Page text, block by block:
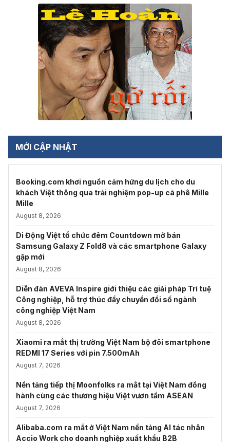
MỚI CẬP NHẬT
Booking.com khơi nguồn cảm hứng du lịch cho du
khách Việt thông qua trải nghiệm pop-up cà phê Mille
Mille
August 8, 2026
Di Động Việt tổ chức đêm Countdown mở bán
Samsung Galaxy Z Fold8 và các smartphone Galaxy
gập mới
August 8, 2026
Diễn đàn AVEVA Inspire giới thiệu các giải pháp Trí tuệ
Công nghiệp, hỗ trợ thúc đẩy chuyển đổi số ngành
công nghiệp Việt Nam
August 8, 2026
Xiaomi ra mắt thị trường Việt Nam bộ đôi smartphone
REDMI 17 Series với pin 7.500mAh
August 7, 2026
Nền tảng tiếp thị Moonfolks ra mắt tại Việt Nam đồng
hành cùng các thương hiệu Việt vươn tầm ASEAN
August 7, 2026
Alibaba.com ra mắt ở Việt Nam nền tảng AI tác nhân
Accio Work cho doanh nghiệp xuất khẩu B2B